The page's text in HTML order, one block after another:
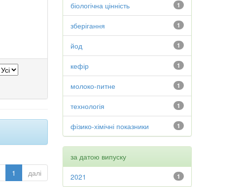
1 далі
1
біологічна цінність
1
зберігання
1
йод
1
кефір
1
молоко-питне
1
технологія
1
фізико-хімічні показники
за датою випуску
1
2021